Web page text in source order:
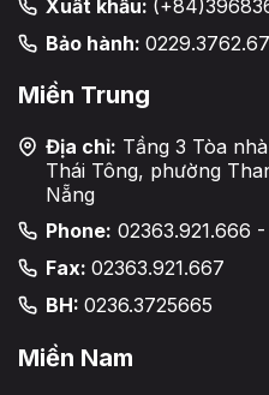
Xuất khẩu:
Bảo hành:
Miền Trung
Địa chỉ: Tầng 3 Tòa
Thái Tông, phường
Nẵng
Phone: 02363.921.666
Fax: 02363.921.667
BH: 0236.3725665
Miền Nam